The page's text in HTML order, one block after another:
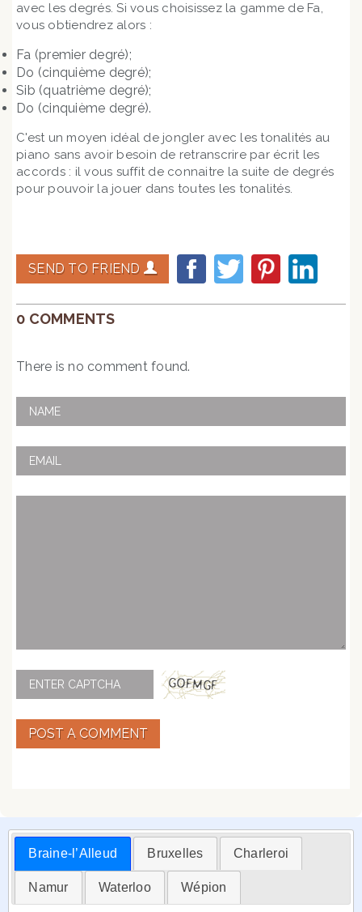
avec les degrés. Si vous choisissez la gamme de Fa,
vous obtiendrez alors :
Fa (premier degré);
Do (cinquième degré);
Sib (quatrième degré);
Do (cinquième degré).
C'est un moyen idéal de jongler avec les tonalités au
piano sans avoir besoin de retranscrire par écrit les
accords : il vous suffit de connaitre la suite de degrés
pour pouvoir la jouer dans toutes les tonalités.
SEND TO FRIEND
0 COMMENTS
There is no comment found.
POST A COMMENT
Braine-l’Alleud Bruxelles Charleroi
Namur Waterloo Wépion